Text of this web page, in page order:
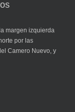
margen izquierda
por las
Camero Nuevo, y